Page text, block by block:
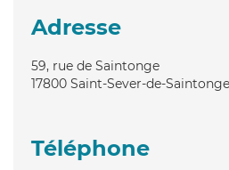
Adresse
59, rue de Saintonge
17800 Saint-Sever-de-Saintonge
Téléphone